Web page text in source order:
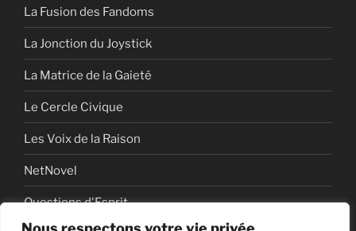
La Fusion des Fandoms
La Jonction du Joystick
La Matrice de la Gaieté
Le Cercle Civique
Les Voix de la Raison
NetNovel
Questions d'Esprit